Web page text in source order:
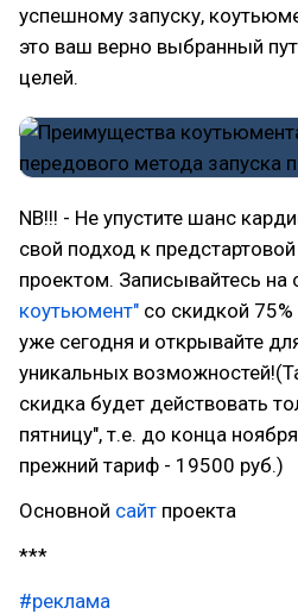
успешному запуску,
это ваш верно выбранный
целей.
NB!!! - Не упустите шанс
свой подход к
проектом. Записывайтесь на
коутьюмент" со скидкой
уже сегодня и открывайте
уникальных
скидка будет действовать
пятницу", т.е. до конца
прежний тариф - 19500 руб.)
Основной сайт проекта
***
#реклама